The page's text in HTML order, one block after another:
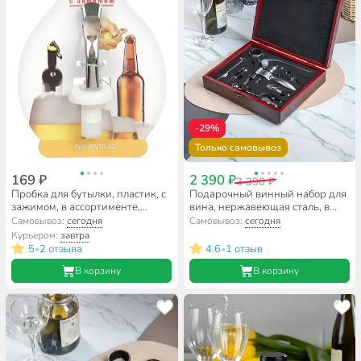
169 ₽
Пробка для бутылки, пластик, с
зажимом, в ассортименте,
навеска, Мультидом, AN13-42
Самовывоз:сегодня
Курьером:завтра
5•2 отзыва
В корзину
-29%
Только самовывоз
2 390 ₽3 390 ₽
Подарочный винный набор для
вина, нержавеющая сталь, в
коробке, коробка, 7 шт, Y4-8847
Самовывоз: сегодня
4.6•1 отзыв
В корзину